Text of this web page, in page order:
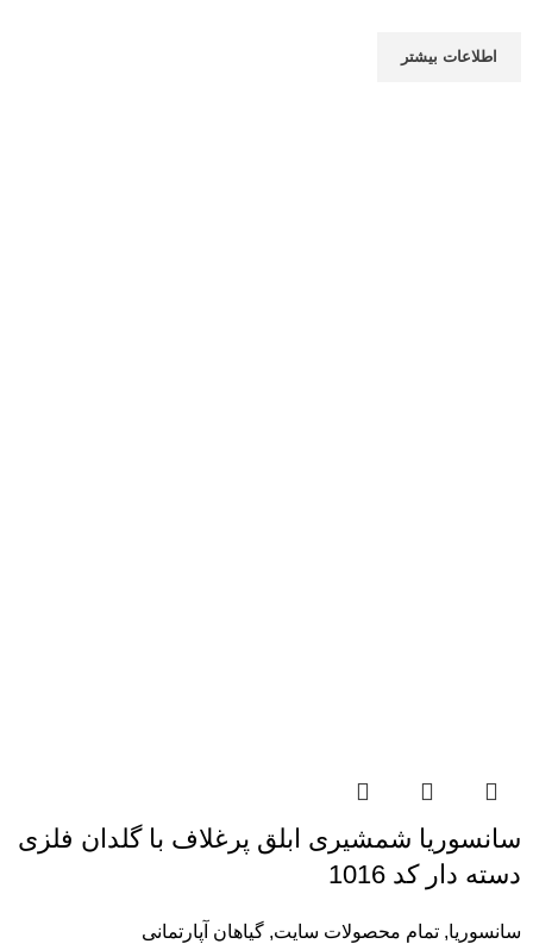
اطلاعات بیشتر
سانسوریا شمشیری ابلق پرغلاف با گلدان فلزی
دسته دار کد 1016
سانسوریا, تمام محصولات سایت, گیاهان آپارتمانی